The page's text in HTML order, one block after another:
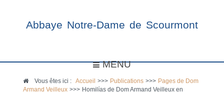
Abbaye Notre-Dame de Scourmont
MENU
Vous êtes ici :Accueil >>> Publications >>> Pages de Dom
Armand Veilleux >>> Homilías de Dom Armand Veilleux en